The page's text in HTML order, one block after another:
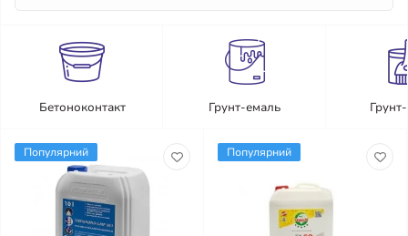
Бетоноконтакт Грунт-емаль
Популярний Популярний